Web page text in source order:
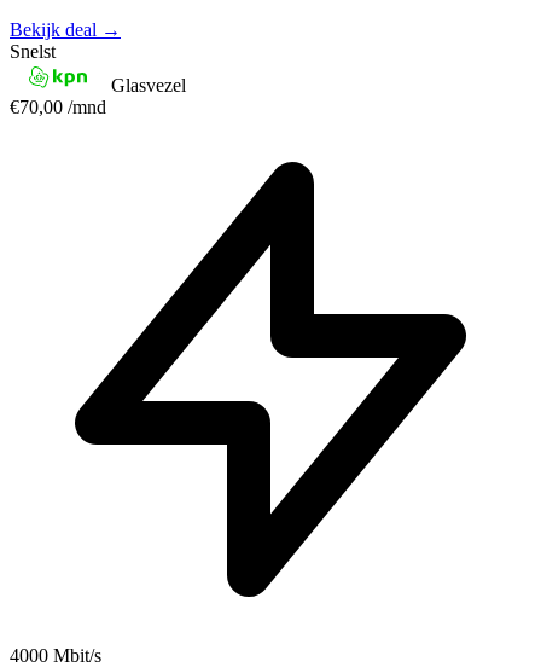
Bekijk deal →
Snelst
Glasvezel
€70,00 /mnd
4000 Mbit/s